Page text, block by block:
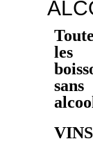
les
sans
VINS